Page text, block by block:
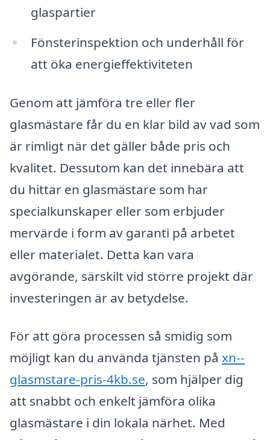
glaspartier
Fönsterinspektion och underhåll för
att öka energieffektiviteten
Genom att jämföra tre eller fler
glasmästare får du en klar bild av vad som
är rimligt när det gäller både pris och
kvalitet. Dessutom kan det innebära att
du hittar en glasmästare som har
specialkunskaper eller som erbjuder
mervärde i form av garanti på arbetet
eller materialet. Detta kan vara
avgörande, särskilt vid större projekt där
investeringen är av betydelse.
För att göra processen så smidig som
möjligt kan du använda tjänsten på xn--
glasmstare-pris-4kb.se, som hjälper dig
att snabbt och enkelt jämföra olika
glasmästare i din lokala närhet. Med